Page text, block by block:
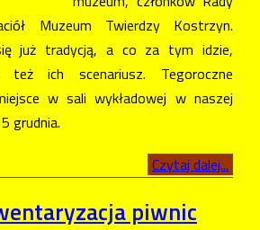
Muzeum Twierdzy Kostrzyn.
już tradycją, a co za tym idzie,
ich scenariusz. Tegoroczne
w sali wykładowej w naszej
grudnia.
Czytaj dalej...
piwnic